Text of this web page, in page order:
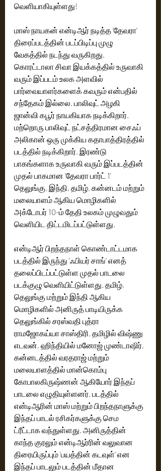
வெளியாகியுள்ளது!
மாஸ் நாயகன் என்டிஆர் நடித்த 'தேவரா'
திரைப்படத்தின் படப்பிடிப்பு முழு
வேகத்தில் நடந்து வருகிறது.
கொரட்டாலா சிவா இயக்கத்தில் உருவாகி
வரும் இப்படம் உலக அளவில்
பார்வையாளர்களைக் கவரும் என்பதில்
சந்தேகம் இல்லை. பாலிவுட் அழகி
ஜான்வி கபூர் நாயகியாக நடிக்கிறார்.
மற்றொரு பாலிவுட் நட்சத்திரமான சைஃப்
அலிகான் ஒரு முக்கிய கதாபாத்திரத்தில்
படத்தில் நடிக்கிறார். இரண்டு
பாகங்களாக உருவாகி வரும் இப்படத்தின்
முதல் பாகமான 'தேவரா பார்ட் 1'
தெலுங்கு, இந்தி, தமிழ், கன்னடம் மற்றும்
மலையாளம் ஆகிய மொழிகளில்
அக்டோபர் 10-ம் தேதி உலகம் முழுவதும்
வெளியிட திட்டமிடப்பட்டுள்ளது.
என்டிஆர் பிறந்தநாள் கொண்டாட்டமாக
படத்தில் இருந்து 'ஃபியர் சாங்' எனத்
தலைப்பிடப்பட்டுள்ள முதல் பாடலை
படக்குழு வெளியிட்டுள்ளது. தமிழ்,
தெலுங்கு மற்றும் இந்தி ஆகிய
மொழிகளில் அனிருத் பாடியிருக்க
தெலுங்கில் சரஸ்வதி புத்ரா
ராமஜோகய்யா சாஸ்திரி, தமிழில் விஷ்ணு
எடவன், ஹிந்தியில் மனோஜ் முண்டாஷிர்,
கன்னடத்தில் வரதராஜ் மற்றும்
மலையாளத்தில் மான்கொம்பு
கோபாலகிருஷ்ணன் ஆகியோர் இந்தப்
பாடலை எழுதியுள்ளனர். படத்தில்
என்டிஆரின் மாஸ் மற்றும் பிறந்தநாளுக்கு
இந்தப் பாடல் ரசிகர்களுக்கு செம
ட்ரீட்டாக வந்துள்ளது. அனிருத்தின்
காந்த குரலும் என்டிஆர்ரின் வலுவான
திரையிருப்பும் 'பயத்தின் கடவுள்' என
இந்தப் பாடலும் படத்தின் மீதான